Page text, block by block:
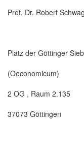
Prof. Dr. Robert
Platz der Göttinger
(Oeconomicum)
2 OG , Raum 2.135
37073 Göttingen